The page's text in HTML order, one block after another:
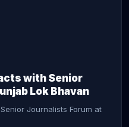
with Senior
Lok Bhavan
Journalists Forum at